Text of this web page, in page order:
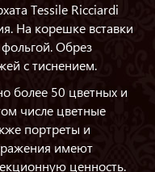
Tessile Ricciardi
На корешке вставки
Обрез
с тиснением.
более 50 цветных и
числе цветные
портреты и
имеют
ценность.